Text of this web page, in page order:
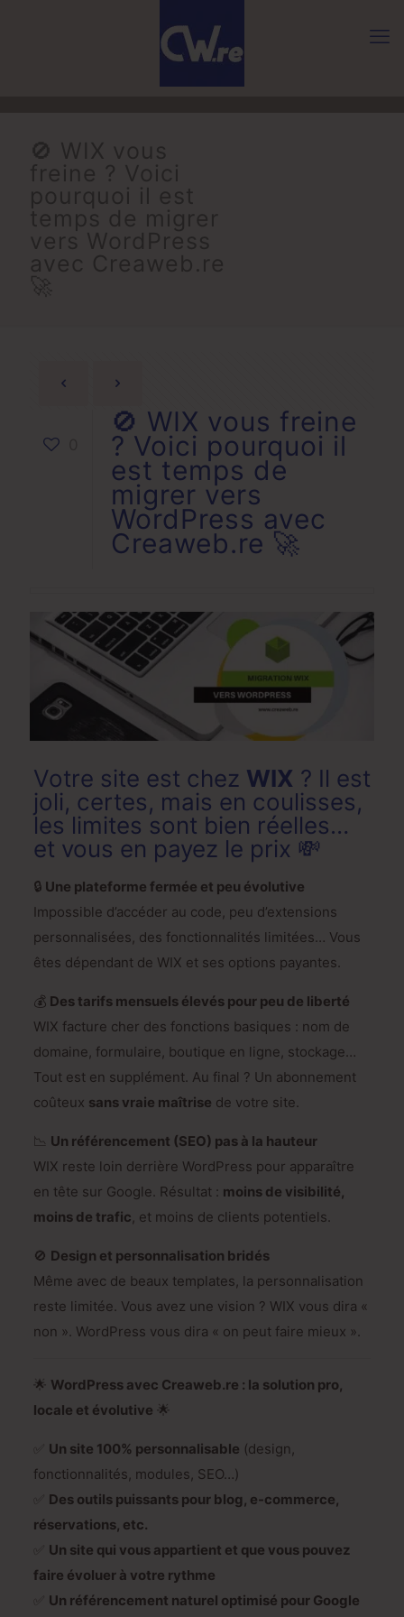
🚫 WIX vous freine
? Voici pourquoi il
est temps de
migrer vers
WordPress avec
Creaweb.re 🚀
Votre site est chez WIX ? Il est
joli, certes, mais en coulisses,
les limites sont bien réelles…
et vous en payez le prix 💸
🔒 Une plateforme fermée et peu évolutive
Impossible d’accéder au code, peu d’extensions
personnalisées, des fonctionnalités limitées… Vous
êtes dépendant de WIX et ses options payantes.
💰 Des tarifs mensuels élevés pour peu de liberté
WIX facture cher des fonctions basiques : nom de
domaine, formulaire, boutique en ligne, stockage…
Tout est en supplément. Au final ? Un abonnement
coûteux sans vraie maîtrise de votre site.
📉 Un référencement (SEO) pas à la hauteur
WIX reste loin derrière WordPress pour apparaître
en tête sur Google. Résultat : moins de visibilité,
moins de trafic, et moins de clients potentiels.
🚫 Design et personnalisation bridés
Même avec de beaux templates, la personnalisation
reste limitée. Vous avez une vision ? WIX vous dira «
non ». WordPress vous dira « on peut faire mieux ».
🌟 WordPress avec Creaweb.re : la solution pro,
locale et évolutive 🌟
Un site 100% personnalisable (design,
fonctionnalités, modules, SEO…)
Des outils puissants pour blog, e-commerce,
réservations, etc.
Un site qui vous appartient et que vous pouvez
faire évoluer à votre rythme
Un référencement naturel optimisé pour Google